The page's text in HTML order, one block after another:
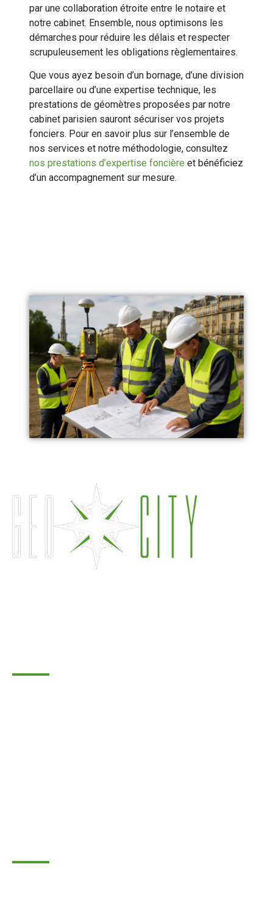
par une collaboration étroite entre le notaire et
notre cabinet. Ensemble, nous optimisons les
démarches pour réduire les délais et respecter
scrupuleusement les obligations règlementaires.
Que vous ayez besoin d’un bornage, d’une division
parcellaire ou d’une expertise technique, les
prestations de géomètres proposées par notre
cabinet parisien sauront sécuriser vos projets
fonciers. Pour en savoir plus sur l’ensemble de
nos services et notre méthodologie, consultez
nos prestations d’expertise foncière et bénéficiez
d’un accompagnement sur mesure.